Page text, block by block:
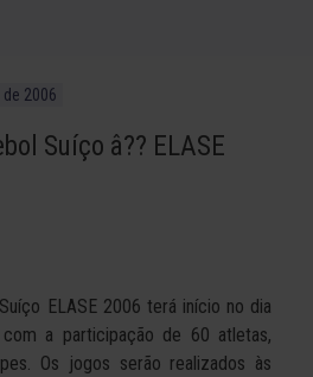
2006
Suíço â?? ELASE
ELASE 2006 terá início no dia
a participação de 60 atletas,
Os jogos serão realizados às